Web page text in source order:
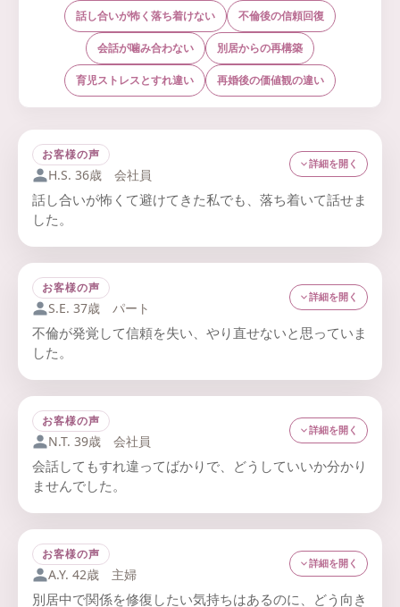
話し合いが怖く落ち着けない 不倫後の信頼回復
会話が噛み合わない 別居からの再構築
育児ストレスとすれ違い 再婚後の価値観の違い
お客様の声
H.S. 36歳 会社員
詳細を開く
話し合いが怖くて避けてきた私でも、落ち着いて話せま
した。
これまで話し合いになると感情的になってしまい、毎回ケ
ンカで終わっていました。オンラインでの初回から 「止め
る・整える・進める」の進行で落ち着いて話せ、パートナ
ーの考えも初めて理解できた気がします。
カウンセラーより
「避ける→爆発」を断ち切るために、まず“安心して止
まれる場”をつくりました。事実と感情を分け、 合意
できる着地点（当面の約束）を一緒に設計。次回は家
す”ところまで伴走します。
お客様の声
S.E. 37歳 パート
詳細を開く
不倫が発覚して信頼を失い、やり直せないと思っていま
した。
相手の怒りと悲しみを前に自分を責め続けていました。過
去の整理と未来の約束を分けて話すことで、 少しずつ関係
の再構築が進んでいます。
カウンセラーより
育ちます。
お客様の声
N.T. 39歳 会社員
詳細を開く
会話してもすれ違ってばかりで、どうしていいか分かり
ませんでした。
自分の言葉が相手に届かない、理解されないと感じていま
した。カウンセリングで「伝え方の癖」を一緒に見直した
ことで、 少しずつ落ち着いて話せるようになり、関係が前
向きになりました。
お客様の声
A.Y. 42歳 主婦
詳細を開く
別居中で関係を修復したい気持ちはあるのに、どう向き